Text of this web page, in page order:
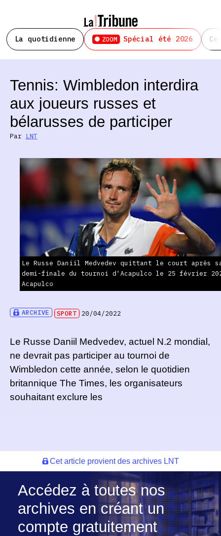
La quotidienne ZOOM Spécial été 2026
ARCHIVE SPORT 20/04/2022
Tennis: Wimbledon interdira
aux joueurs russes et
bélarusses de participer
Par LNT
Le Russe Daniil Medvedev quittant le court après
demi-finale du tournoi d'Acapulco le 25 février
Acapulco
Le Russe Daniil Medvedev, actuel N.2 mondial,
ne devrait pas participer au tournoi de
Wimbledon cette année, selon le quotidien
britannique The Times, les organisateurs
souhaitant exclure les
Cet article provient des archives LNT
Accédez à toutes nos
archives en créant un
compte gratuitement